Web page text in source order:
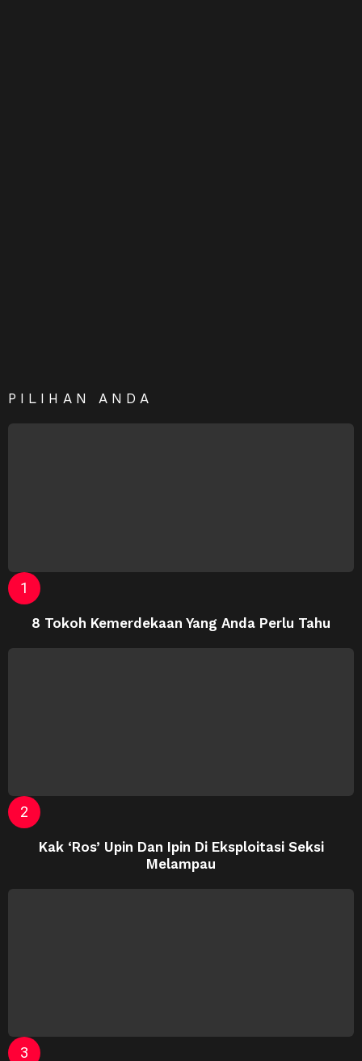
PILIHAN ANDA
8 Tokoh Kemerdekaan Yang Anda Perlu Tahu
Kak ‘Ros’ Upin Dan Ipin Di Eksploitasi Seksi
Melampau